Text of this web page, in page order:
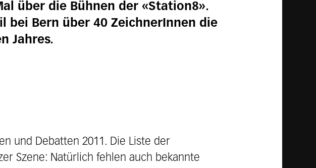
über die Bühnen der «Station8».
bei Bern über 40 ZeichnerInnen die
Jahres.
und Debatten 2011. Die Liste der
Szene: Natürlich fehlen auch bekannte